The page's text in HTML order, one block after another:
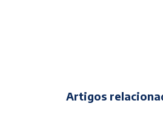
Artigos